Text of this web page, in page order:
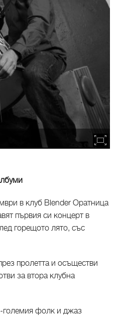
в клуб Blender Оратница
първия си концерт в
горещото лято, със
пролетта и осъществи
за втора клубна
големия фолк и джаз